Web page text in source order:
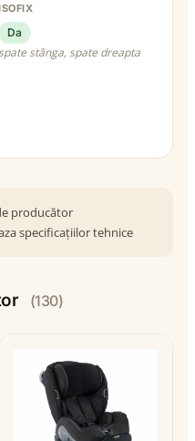
Da
stânga, spate dreapta
producător
specificațiilor tehnice
(130)